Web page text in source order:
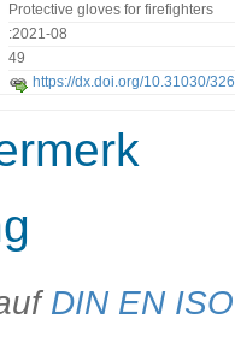
Protective gloves for firefighters
:2021-08
49
https://dx.doi.org/10.31030/
DIN EN